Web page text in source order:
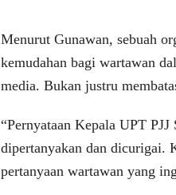
Menurut Gunawan, sebuah
kemudahan bagi wartawan
media. Bukan justru
“Pernyataan Kepala UPT
dipertanyakan dan dicurigai.
pertanyaan wartawan yang